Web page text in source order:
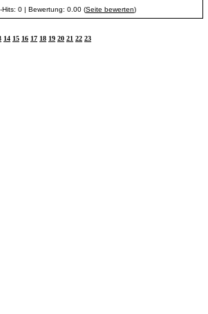
0 | Bewertung: 0.00 (Seite bewerten)
14 15 16 17 18 19 20 21 22 23